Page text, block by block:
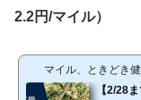
2.2円/マイル）
マイル、ときどき
【2/28